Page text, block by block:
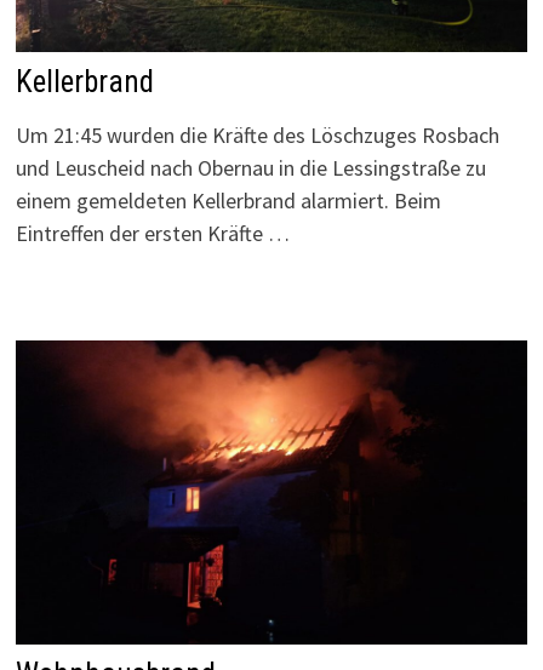
Kellerbrand
Um 21:45 wurden die Kräfte des Löschzuges Rosbach
und Leuscheid nach Obernau in die Lessingstraße zu
einem gemeldeten Kellerbrand alarmiert. Beim
Eintreffen der ersten Kräfte …